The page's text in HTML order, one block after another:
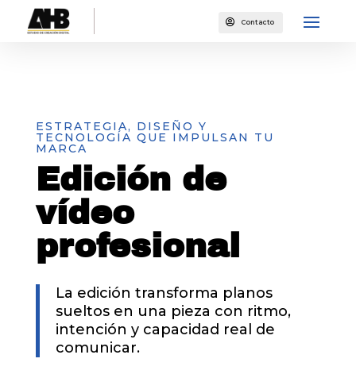
 Contacto
ESTRATEGIA, DISEÑO Y
TECNOLOGÍA QUE IMPULSAN TU
MARCA
Edición de
vídeo
profesional
La edición transforma planos
sueltos en una pieza con ritmo,
intención y capacidad real de
comunicar.